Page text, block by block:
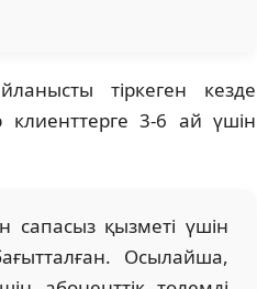
тіркеген кезде
клиенттерге 3-6 ай үшін
сапасыз қызметі үшін
Осылайша,